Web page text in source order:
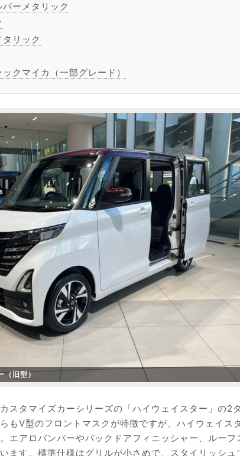
ーメタリック
リック
クマイカ（一部グレード）
旧型）
スタマイズカーシリーズの「ハイウェイスター」の2
もV型のフロントマスクが特徴ですが、ハイウェイス
エアロバンパーやバックドアフィニッシャー、ルーフ
ます。標準仕様はグリルが小さめで、スタイリッシュ